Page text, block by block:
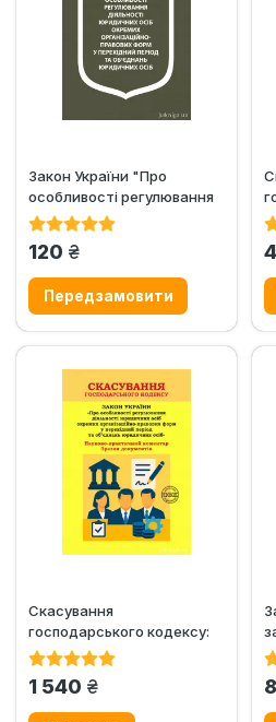
Закон України "Про
особливості регулювання
діяльності юридичних...
120 грн.
Скасування
господарського кодексу:
Науково-практичний
1 540 грн.